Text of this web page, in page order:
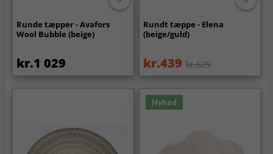
Runde tæpper - Avafors
Wool Bubble (beige)
kr.1 029
Rundt tæppe - Elena
(beige/guld)
kr.439 kr.629
Nyhed